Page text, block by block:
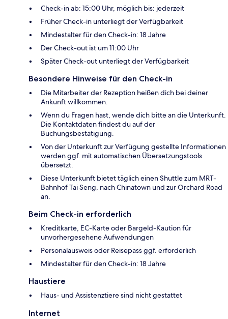
Check-in ab: 15:00 Uhr, möglich bis: jederzeit
Früher Check-in unterliegt der Verfügbarkeit
Mindestalter für den Check-in: 18 Jahre
Der Check-out ist um 11:00 Uhr
Später Check-out unterliegt der Verfügbarkeit
Besondere Hinweise für den Check-in
Die Mitarbeiter der Rezeption heißen dich bei deiner
Ankunft willkommen.
Wenn du Fragen hast, wende dich bitte an die Unterkunft.
Die Kontaktdaten findest du auf der
Buchungsbestätigung.
Von der Unterkunft zur Verfügung gestellte Informationen
werden ggf. mit automatischen Übersetzungstools
übersetzt.
Diese Unterkunft bietet täglich einen Shuttle zum MRT-
Bahnhof Tai Seng, nach Chinatown und zur Orchard Road
an.
Beim Check-in erforderlich
Kreditkarte, EC-Karte oder Bargeld-Kaution für
unvorhergesehene Aufwendungen
Personalausweis oder Reisepass ggf. erforderlich
Mindestalter für den Check-in: 18 Jahre
Haustiere
Haus- und Assistenztiere sind nicht gestattet
Internet